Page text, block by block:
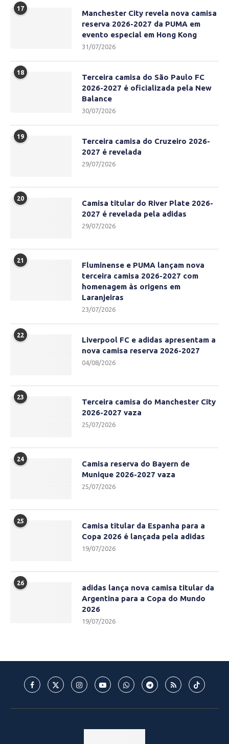
17
Manchester City revela nova camisa
reserva 2026-2027 da PUMA em
evento especial em Hong Kong
31/07/2026
18
Terceira camisa do São Paulo FC
2026-2027 é oficializada pela New
Balance
30/07/2026
19
Terceira camisa do Cruzeiro 2026-
2027 é revelada
29/07/2026
20
Camisa titular do River Plate 2026-
2027 é revelada pela adidas
29/07/2026
21
Fluminense e PUMA lançam nova
terceira camisa 2026-2027 com
homenagem às origens em
Laranjeiras
23/07/2026
22
Liverpool FC e adidas apresentam a
nova camisa reserva 2026-2027
04/08/2026
23
Terceira camisa do Manchester City
2026-2027 vaza
25/07/2026
24
Camisa reserva do Bayern de
Munique 2026-2027 vaza
25/07/2026
25
Camisa titular da Espanha para a
Copa 2026 é lançada pela adidas
19/07/2026
26
adidas lança nova camisa titular da
Argentina para a Copa do Mundo
2026
19/07/2026